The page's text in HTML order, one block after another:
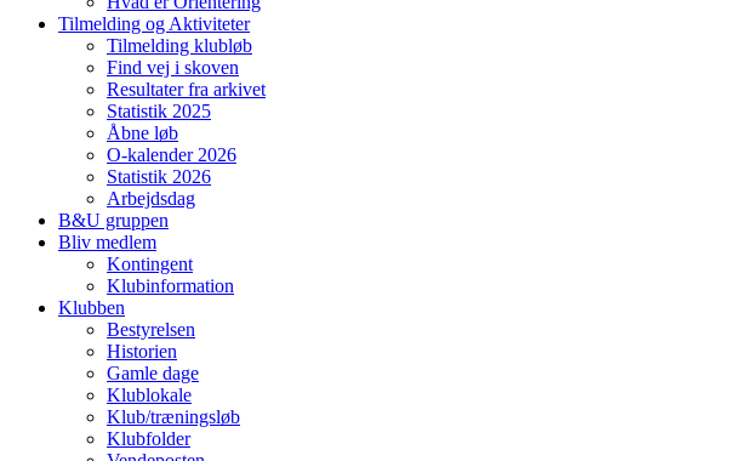
Tilmelding og Aktiviteter
Tilmelding klubløb
Find vej i skoven
Resultater fra arkivet
Statistik 2025
Åbne løb
O-kalender 2026
Statistik 2026
Arbejdsdag
B&U gruppen
Bliv medlem
Kontingent
Klubinformation
Klubben
Bestyrelsen
Historien
Gamle dage
Klublokale
Klub/træningsløb
Klubfolder